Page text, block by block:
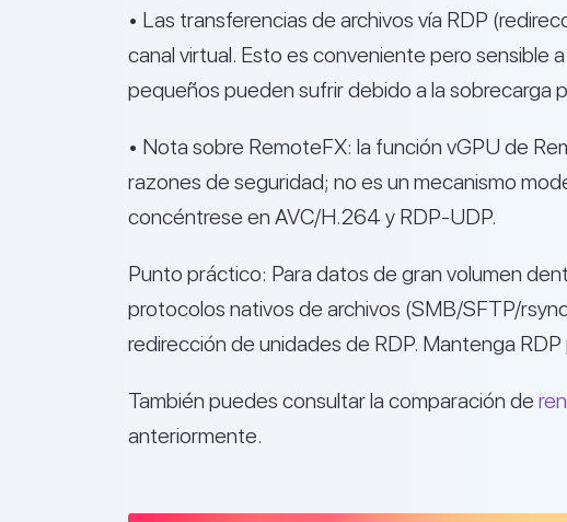
• Las transferencias de archivos vía RDP
canal virtual. Esto es conveniente pero sensible
pequeños pueden sufrir debido a la sobrecarga
• Nota sobre RemoteFX: la función vGPU de
razones de seguridad; no es un mecanismo
concéntrese en AVC/H.264 y RDP-UDP.
Punto práctico: Para datos de gran volumen
protocolos nativos de archivos (SMB/SFTP/
redirección de unidades de RDP. Mantenga
También puedes consultar la comparación de
anteriormente.